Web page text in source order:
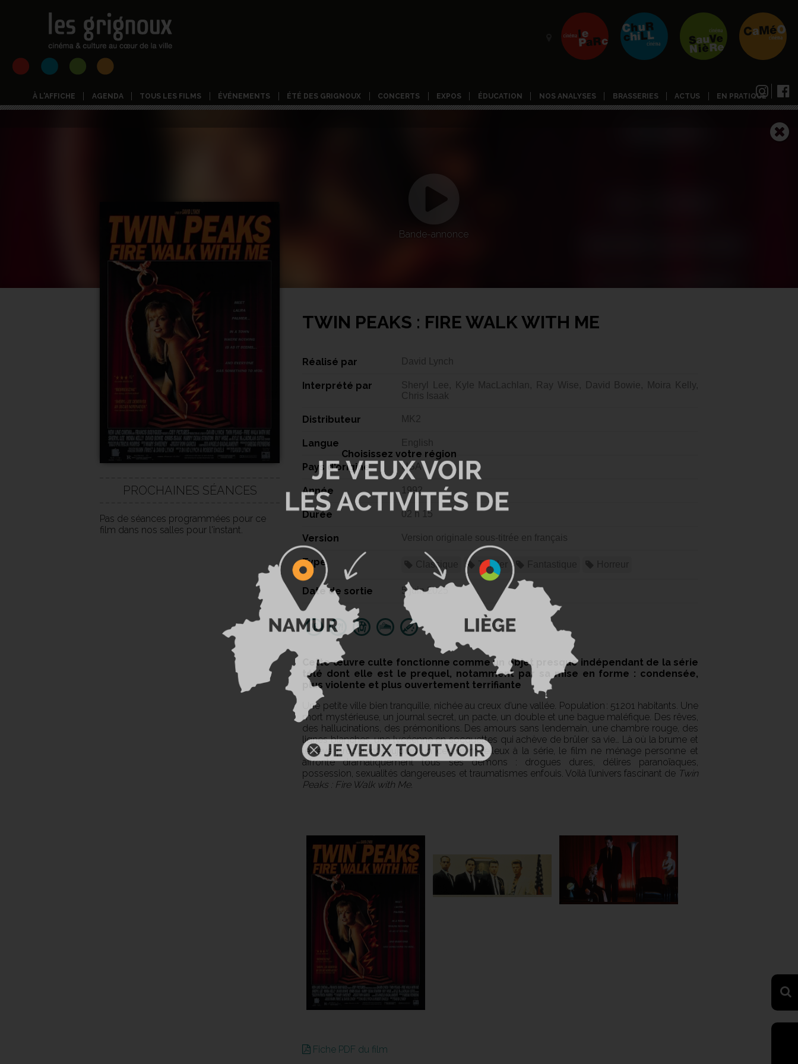
À L'AFFICHE AGENDA TOUS LES FILMS ÉVÉNEMENTS ÉTÉ DES GRIGNOUX CONCERTS EXPOS ÉDUCATION NOS ANALYSES BRASSERIES ACTUS EN PRATIQUE
Bande-annonce
PROCHAINES SÉANCES
Pas de séances programmées pour ce
film dans nos salles pour l'instant.
TWIN PEAKS : FIRE WALK WITH ME
Réalisé par David Lynch
Interprété par
Sheryl Lee, Kyle MacLachlan, Ray Wise, David Bowie, Moira Kelly,
Chris Isaak
Distributeur MK2
Langue English
Pays d'origine USA
Année 1992
Durée 02 h 15
Version Version originale sous-titrée en français
Type Classique Thriller
Date de sortie 5 juin 2025
Cette œuvre culte fonctionne comme un objet presque indépendant de la série
télé dont elle est le prequel, notamment par sa mise en forme : condensée,
plus violente et plus ouvertement terrifiante
Une petite ville bien tranquille, nichée au creux d’une vallée. Population : 51 201 habitants. Une
mort mystérieuse, un journal secret, un pacte, un double et une bague maléfique. Des rêves,
des hallucinations, des prémonitions. Des amours sans lendemain, une chambre rouge, des
lignes blanches, une lycéenne en socquettes qui achève de brûler sa vie… Là où la brume et
le rêve procurent toujours un certain moelleux à la série, le film ne ménage personne et
affronte dramatiquement tous ses démons : drogues dures, délires paranoïaques,
possession, sexualités dangereuses et traumatismes enfouis. Voilà l’univers fascinant de Twin
Peaks : Fire Walk with Me.
Fiche PDF du film
Choisissez votre région